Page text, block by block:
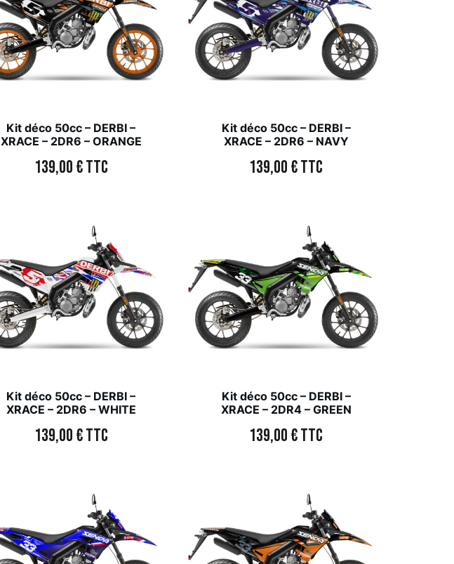
Kit déco 50cc – DERBI –
XRACE – 2DR6 – ORANGE
139,00€TTC
Kit déco 50cc – DERBI –
XRACE – 2DR6 – NAVY
139,00€TTC
Kit déco 50cc – DERBI –
XRACE – 2DR6 – WHITE
139,00€TTC
Kit déco 50cc – DERBI –
XRACE – 2DR4 – GREEN
139,00€TTC